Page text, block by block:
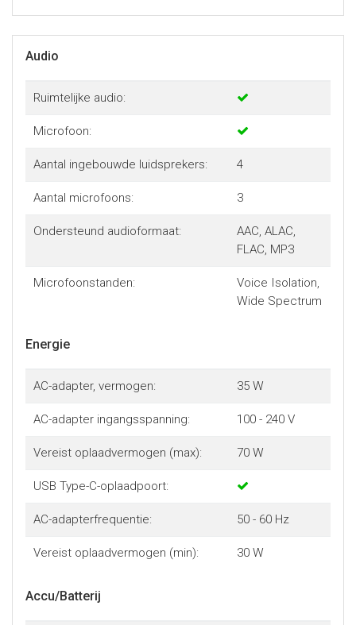
Audio
Ruimtelijke audio:
Microfoon:
Aantal ingebouwde luidsprekers: 4
Aantal microfoons: 3
Ondersteund audioformaat:
AAC, ALAC,
FLAC, MP3
Microfoonstanden:
Voice Isolation,
Wide Spectrum
Energie
AC-adapter, vermogen: 35 W
AC-adapter ingangsspanning: 100 - 240 V
Vereist oplaadvermogen (max): 70 W
USB Type-C-oplaadpoort:
AC-adapterfrequentie: 50 - 60 Hz
Vereist oplaadvermogen (min): 30 W
Accu/Batterij